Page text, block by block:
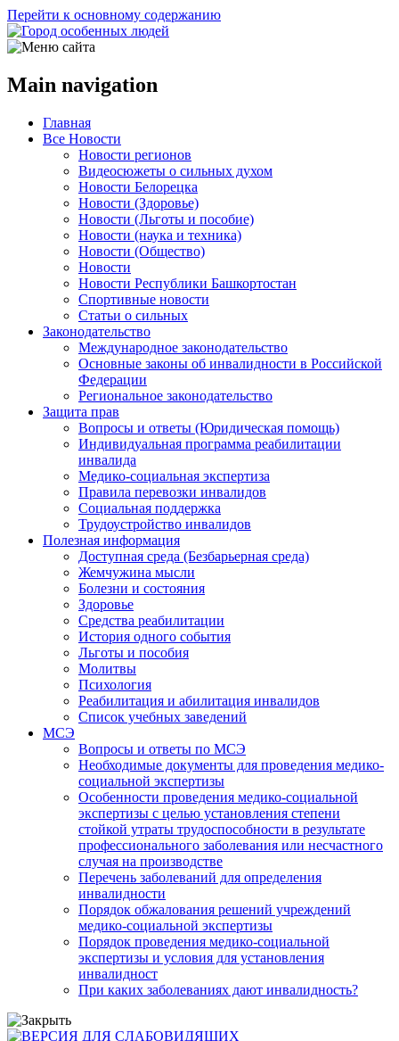
Перейти к основному содержанию
Main navigation
Главная
Все Новости
Новости регионов
Видеосюжеты о сильных духом
Новости Белорецка
Новости (Здоровье)
Новости (Льготы и пособие)
Новости (наука и техника)
Новости (Общество)
Новости
Новости Республики Башкортостан
Спортивные новости
Статьи о сильных
Законодательство
Международное законодательство
Основные законы об инвалидности в Российской
Федерации
Региональное законодательство
Защита прав
Вопросы и ответы (Юридическая помощь)
Индивидуальная программа реабилитации
инвалида
Медико-социальная экспертиза
Правила перевозки инвалидов
Социальная поддержка
Трудоустройство инвалидов
Полезная информация
Доступная среда (Безбарьерная среда)
Жемчужина мысли
Болезни и состояния
Здоровье
Средства реабилитации
История одного события
Льготы и пособия
Молитвы
Психология
Реабилитация и абилитация инвалидов
Список учебных заведений
МСЭ
Вопросы и ответы по МСЭ
Необходимые документы для проведения медико-
социальной экспертизы
Особенности проведения медико-социальной
экспертизы с целью установления степени
стойкой утраты трудоспособности в результате
профессионального заболевания или несчастного
случая на производстве
Перечень заболеваний для определения
инвалидности
Порядок обжалования решений учреждений
медико-социальной экспертизы
Порядок проведения медико-социальной
экспертизы и условия для установления
инвалидност
При каких заболеваниях дают инвалидность?